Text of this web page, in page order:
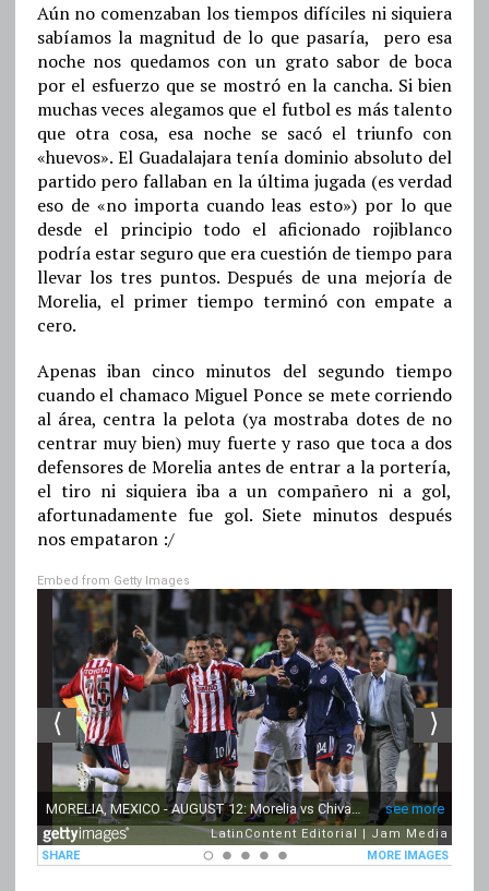
Aún no comenzaban los tiempos difíciles ni siquiera
sabíamos la magnitud de lo que pasaría, pero esa
noche nos quedamos con un grato sabor de boca
por el esfuerzo que se mostró en la cancha. Si bien
muchas veces alegamos que el futbol es más talento
que otra cosa, esa noche se sacó el triunfo con
«huevos». El Guadalajara tenía dominio absoluto del
partido pero fallaban en la última jugada (es verdad
eso de «no importa cuando leas esto») por lo que
desde el principio todo el aficionado rojiblanco
podría estar seguro que era cuestión de tiempo para
llevar los tres puntos. Después de una mejoría de
Morelia, el primer tiempo terminó con empate a
cero.
Apenas iban cinco minutos del segundo tiempo
cuando el chamaco Miguel Ponce se mete corriendo
al área, centra la pelota (ya mostraba dotes de no
centrar muy bien) muy fuerte y raso que toca a dos
defensores de Morelia antes de entrar a la portería,
el tiro ni siquiera iba a un compañero ni a gol,
afortunadamente fue gol. Siete minutos después
nos empataron :/
Embed from Getty Images